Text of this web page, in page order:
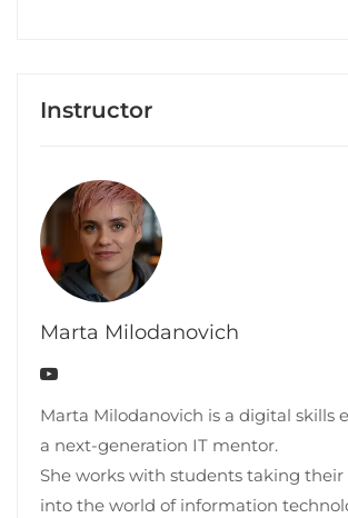
Instructor
Marta Milodanovich
Marta Milodanovich is a digital skills
a next-generation IT mentor.
She works with students taking their
into the world of information